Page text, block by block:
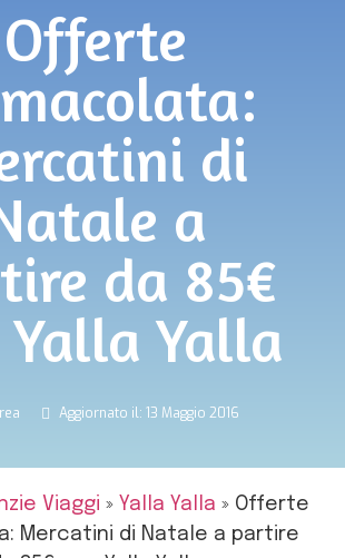
Offerte
di
a
da 85€
Yalla Yalla
Aggiornato il: 13 Maggio 2016
Viaggi » Yalla Yalla » Offerte
Mercatini di Natale a partire